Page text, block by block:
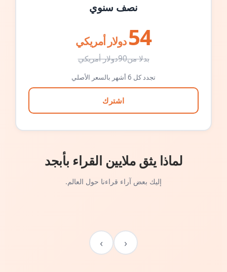
نصف سنوي
54 دولار أمريكي
بدلا من90دولار أمريكي
تجدد كل 6 أشهر بالسعر الأصلي
اشترك
لماذا يثق ملايين القراء بأبجد
إليك بعض آراء قراءنا حول العالم.
‹
›